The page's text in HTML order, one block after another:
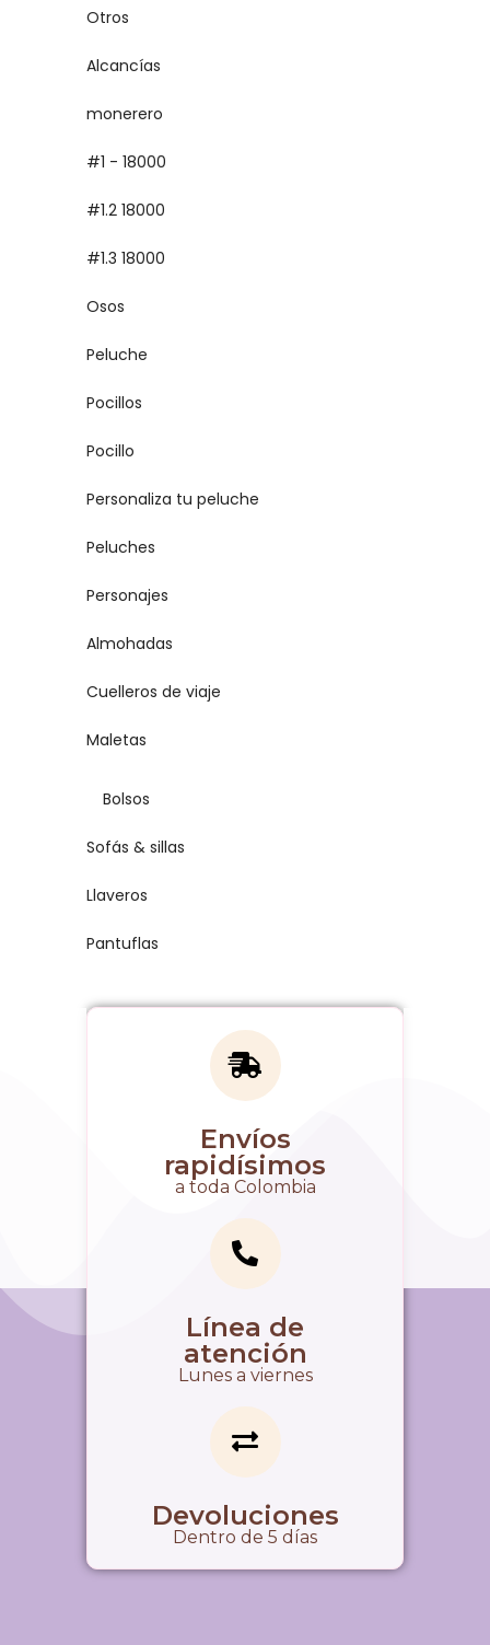
Otros
Alcancías
monerero
#1 - 18000
#1.2 18000
#1.3 18000
Osos
Peluche
Pocillos
Pocillo
Personaliza tu peluche
Peluches
Personajes
Almohadas
Cuelleros de viaje
Maletas
Bolsos
Sofás & sillas
Llaveros
Pantuflas
Envíos
rapidísimos
a toda Colombia
Línea de
atención
Lunes a viernes
Devoluciones
Dentro de 5 días